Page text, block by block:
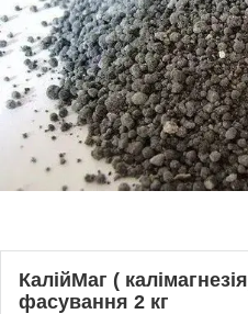
КалійМаг (
фасування 2 кг